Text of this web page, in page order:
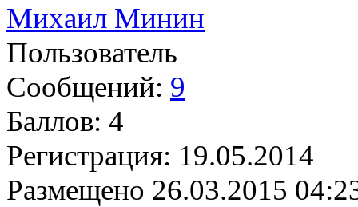
Михаил Минин
Пользователь
Сообщений: 9
Баллов: 4
Регистрация: 19.05.2014
Размещено 26.03.2015